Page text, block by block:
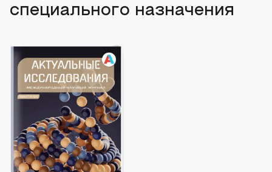
специального назначения